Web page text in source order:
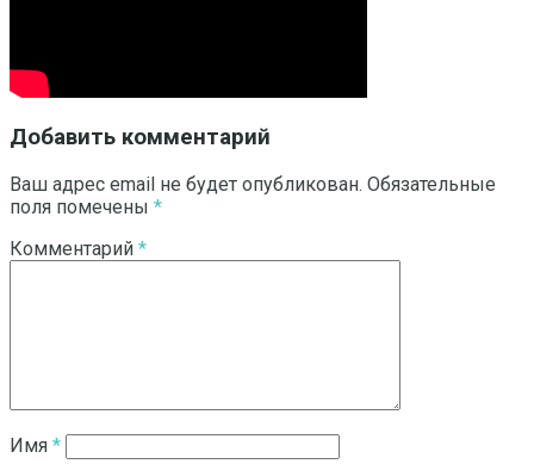
Добавить комментарий
Ваш адрес email не будет опубликован. Обязательные
поля помечены *
Комментарий *
Имя *